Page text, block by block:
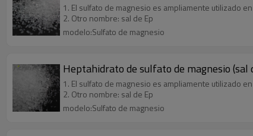
1. El sulfato de magnesio es ampliamente utilizado
2. Otro nombre: sal de Ep
modelo:Sulfato de magnesio
Heptahidrato de sulfato de magnesio (sal
1. El sulfato de magnesio es ampliamente utilizado
2. Otro nombre: sal de Ep
modelo:Sulfato de magnesio